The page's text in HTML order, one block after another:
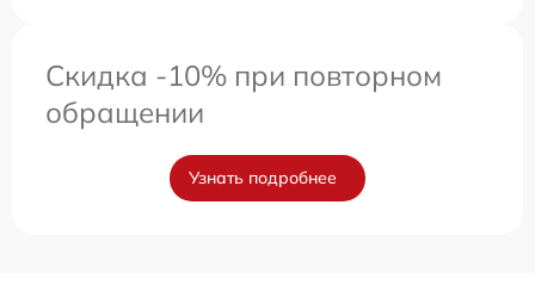
Скидка -10% при повторном
обращении
Узнать подробнее